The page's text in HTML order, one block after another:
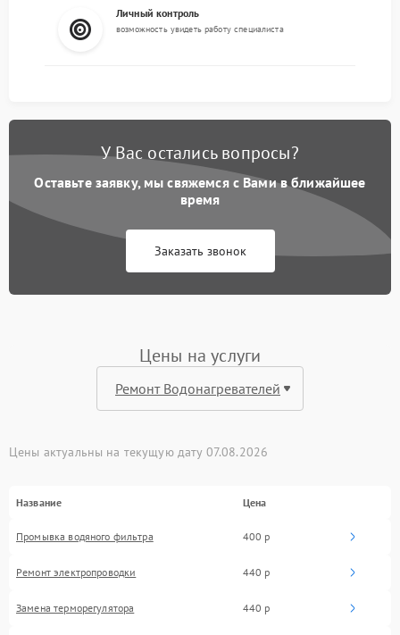
Личный контроль
возможность увидеть работу специалиста
У Вас остались вопросы?
Оставьте заявку, мы свяжемся с Вами в ближайшее
время
Заказать звонок
Цены на услуги
Цены актуальны на текущую дату 07.08.2026
Название Цена
Промывка водяного фильтра 400 р
Ремонт электропроводки 440 р
Замена терморегулятора 440 р